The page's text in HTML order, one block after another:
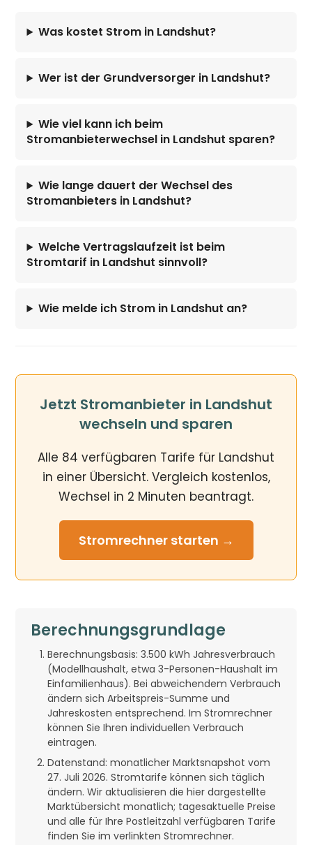
Was kostet Strom in Landshut?
Wer ist der Grundversorger in Landshut?
Wie viel kann ich beim
Stromanbieterwechsel in Landshut sparen?
Wie lange dauert der Wechsel des
Stromanbieters in Landshut?
Welche Vertragslaufzeit ist beim
Stromtarif in Landshut sinnvoll?
Wie melde ich Strom in Landshut an?
Jetzt Stromanbieter in Landshut
wechseln und sparen
Alle 84 verfügbaren Tarife für Landshut
in einer Übersicht. Vergleich kostenlos,
Wechsel in 2 Minuten beantragt.
Stromrechnerstarten →
Berechnungsgrundlage
Berechnungsbasis: 3.500 kWh Jahresverbrauch
(Modellhaushalt, etwa 3-Personen-Haushalt im
Einfamilienhaus). Bei abweichendem Verbrauch
ändern sich Arbeitspreis-Summe und
Jahreskosten entsprechend. Im Stromrechner
können Sie Ihren individuellen Verbrauch
eintragen.
Datenstand: monatlicher Marktsnapshot vom
27. Juli 2026. Stromtarife können sich täglich
ändern. Wir aktualisieren die hier dargestellte
Marktübersicht monatlich; tagesaktuelle Preise
und alle für Ihre Postleitzahl verfügbaren Tarife
finden Sie im verlinkten Stromrechner.